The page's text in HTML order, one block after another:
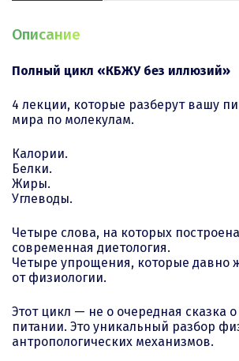
Описание
Полный цикл «КБЖУ без иллюзий»
4 лекции, которые разберут вашу
мира по молекулам.
Калории.
Белки.
Жиры.
Углеводы.
Четыре слова, на которых
современная диетология.
Четыре упрощения, которые давно
от физиологии.
Этот цикл — не о очередная сказка
питании. Это уникальный разбор
антропологических механизмов.